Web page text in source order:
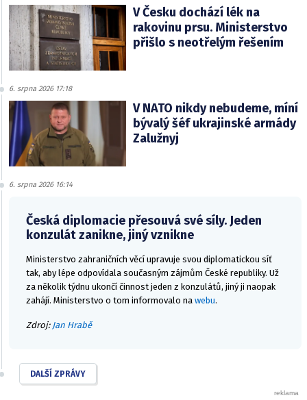
V Česku dochází lék na
rakovinu prsu. Ministerstvo
přišlo s neotřelým řešením
6. srpna 2026 17:18
V NATO nikdy nebudeme, míní
bývalý šéf ukrajinské armády
Zalužnyj
6. srpna 2026 16:14
Česká diplomacie přesouvá své síly. Jeden
konzulát zanikne, jiný vznikne
Ministerstvo zahraničních věcí upravuje svou diplomatickou síť
tak, aby lépe odpovídala současným zájmům České republiky. Už
za několik týdnu ukončí činnost jeden z konzulátů, jiný ji naopak
zahájí. Ministerstvo o tom informovalo na webu.
Zdroj: Jan Hrabě
DALŠÍ ZPRÁVY